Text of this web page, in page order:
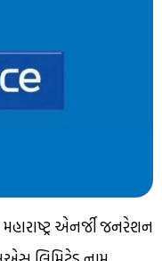
એનર્જી જનરેશન